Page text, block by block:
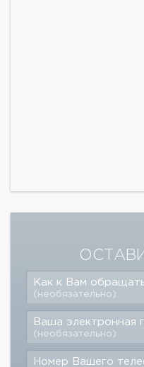
Как к Вам
(необязательно)
Ваша электронная
(необязательно)
Номер Вашего